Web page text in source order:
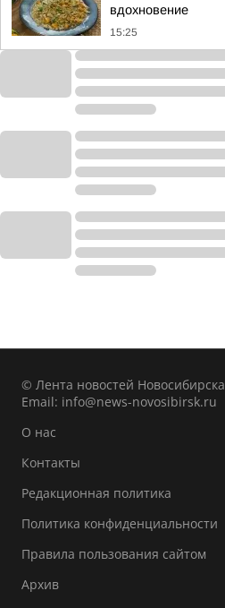
вдохновение
15:25
© Лента новостей Новосибирска
Email: info@news-novosibirsk.ru
О нас
Контакты
Редакционная политика
Политика конфиденциальности
Правила пользования сайтом
Архив